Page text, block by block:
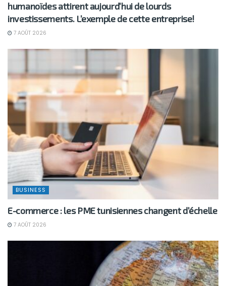
humanoïdes attirent aujourd’hui de lourds
investissements. L’exemple de cette entreprise!
7 AOÛT 2026
BUSINESS
E-commerce : les PME tunisiennes changent d’échelle
7 AOÛT 2026